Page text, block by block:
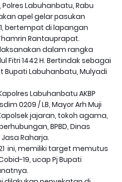
Polres Labuhanbatu, Rabu
apel gelar pasukan
bertempat di lapangan
Rantauprapat.
dalam rangka
Fitri 1442 H. Bertindak sebagai
Labuhanbatu, Mulyadi
Labuhanbatu AKBP
0209 / LB, Mayor Arh Muji
jajaran, tokoh agama,
BPBD, Dinas
Raharja.
ini, memiliki target memutus
19, ucap Pj Bupati